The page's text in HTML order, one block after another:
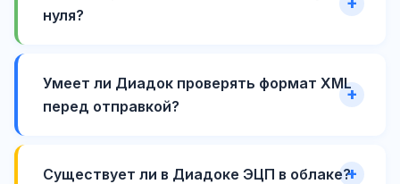
нуля?
Умеет ли Диадок проверять формат XML
перед отправкой?
Существует ли в Диадоке ЭЦП в облаке?